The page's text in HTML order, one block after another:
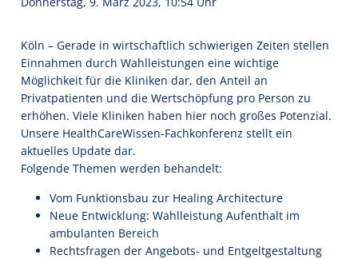
Köln – Gerade in wirtschaftlich schwierigen Zeiten stellen
Einnahmen durch Wahlleistungen eine wichtige
Möglichkeit für die Kliniken dar, den Anteil an
Privatpatienten und die Wertschöpfung pro Person zu
erhöhen. Viele Kliniken haben hier noch großes Potenzial.
Unsere HealthCareWissen-Fachkonferenz stellt ein
aktuelles Update dar.
Folgende Themen werden behandelt:
Vom Funktionsbau zur Healing Architecture
Neue Entwicklung: Wahlleistung Aufenthalt im
ambulanten Bereich
Rechtsfragen der Angebots- und Entgeltgestaltung